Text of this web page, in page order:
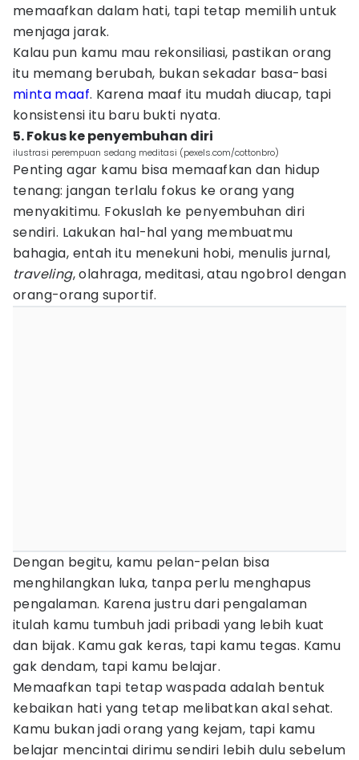
memaafkan dalam hati, tapi tetap memilih untuk
menjaga jarak.
Kalau pun kamu mau rekonsiliasi, pastikan orang
itu memang berubah, bukan sekadar basa-basi
minta maaf. Karena maaf itu mudah diucap, tapi
konsistensi itu baru bukti nyata.
5. Fokus ke penyembuhan diri
ilustrasi perempuan sedang meditasi (pexels.com/cottonbro)
Penting agar kamu bisa memaafkan dan hidup
tenang: jangan terlalu fokus ke orang yang
menyakitimu. Fokuslah ke penyembuhan diri
sendiri. Lakukan hal-hal yang membuatmu
bahagia, entah itu menekuni hobi, menulis jurnal,
traveling, olahraga, meditasi, atau ngobrol dengan
orang-orang suportif.
Dengan begitu, kamu pelan-pelan bisa
menghilangkan luka, tanpa perlu menghapus
pengalaman. Karena justru dari pengalaman
itulah kamu tumbuh jadi pribadi yang lebih kuat
dan bijak. Kamu gak keras, tapi kamu tegas. Kamu
gak dendam, tapi kamu belajar.
Memaafkan tapi tetap waspada adalah bentuk
kebaikan hati yang tetap melibatkan akal sehat.
Kamu bukan jadi orang yang kejam, tapi kamu
belajar mencintai dirimu sendiri lebih dulu sebelum